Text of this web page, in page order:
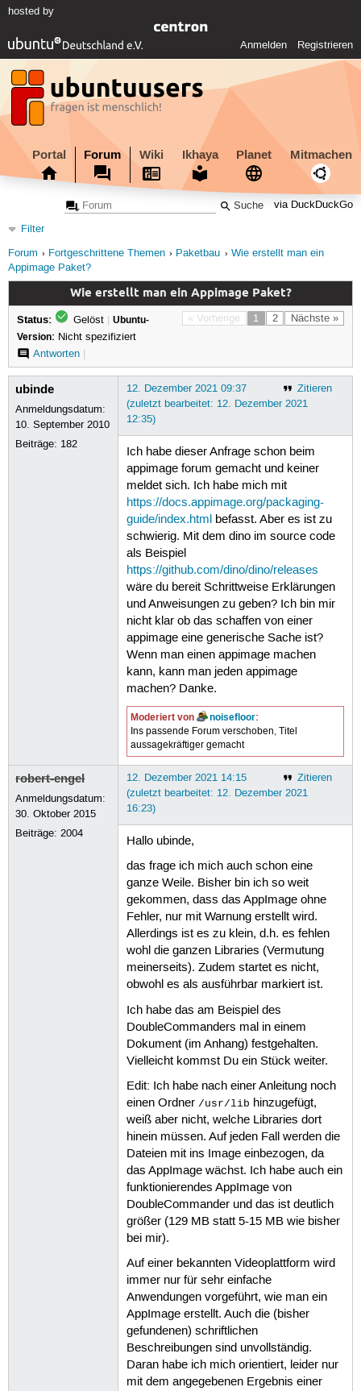
hosted by
Anmelden Registrieren
Portal Forum Wiki Ikhaya Planet Mitmachen
via DuckDuckGo
Filter
Forum
Fortgeschrittene Themen Paketbau
Wie erstellt man ein
Appimage Paket?
Wie erstellt man ein Appimage Paket?
« Vorherige 1 2 Nächste »
Status: Gelöst | Ubuntu-
Version: Nicht spezifiziert
Antworten|
ubinde
Anmeldungsdatum:
10. September 2010
Beiträge: 182
Zitieren
12. Dezember 2021 09:37
(zuletzt bearbeitet: 12. Dezember 2021
12:35)
Ich habe dieser Anfrage schon beim
appimage forum gemacht und keiner
meldet sich. Ich habe mich mit
https://docs.appimage.org/packaging-
guide/index.htmlbefasst. Aber es ist zu
schwierig. Mit dem dino im source code
als Beispiel
https://github.com/dino/dino/releases
wäre du bereit Schrittweise Erklärungen
und Anweisungen zu geben? Ich bin mir
nicht klar ob das schaffen von einer
appimage eine generische Sache ist?
Wenn man einen appimage machen
kann, kann man jeden appimage
machen? Danke.
Moderiert von noisefloor:
Ins passende Forum verschoben, Titel
aussagekräftiger gemacht
robert-engel
Anmeldungsdatum:
30. Oktober 2015
Beiträge:2004
Zitieren
12. Dezember 2021 14:15
(zuletzt bearbeitet: 12. Dezember 2021
16:23)
Hallo ubinde,
das frage ich mich auch schon eine
ganze Weile. Bisher bin ich so weit
gekommen, dass das AppImage ohne
Fehler, nur mit Warnung erstellt wird.
Allerdings ist es zu klein, d.h. es fehlen
wohl die ganzen Libraries (Vermutung
meinerseits). Zudem startet es nicht,
obwohl es als ausführbar markiert ist.
Ich habe das am Beispiel des
DoubleCommanders mal in einem
Dokument (im Anhang) festgehalten.
Vielleicht kommst Du ein Stück weiter.
Edit: Ich habe nach einer Anleitung noch
einen Ordner /usr/lib hinzugefügt,
weiß aber nicht, welche Libraries dort
hinein müssen. Auf jeden Fall werden die
Dateien mit ins Image einbezogen, da
das AppImage wächst. Ich habe auch ein
funktionierendes AppImage von
DoubleCommander und das ist deutlich
größer (129 MB statt 5-15 MB wie bisher
bei mir).
Auf einer bekannten Videoplattform wird
immer nur für sehr einfache
Anwendungen vorgeführt, wie man ein
AppImage erstellt. Auch die (bisher
gefundenen) schriftlichen
Beschreibungen sind unvollständig.
Daran habe ich mich orientiert, leider nur
mit dem angegebenen Ergebnis einer